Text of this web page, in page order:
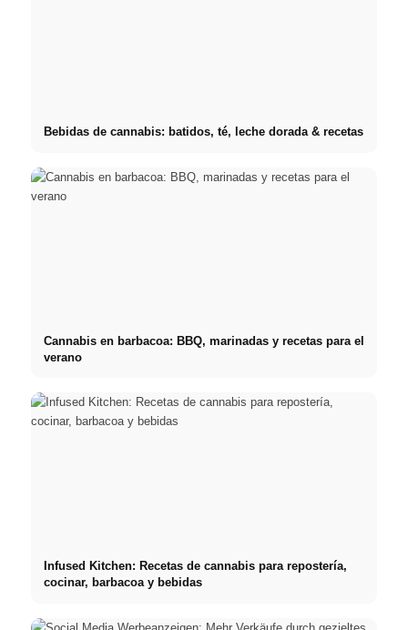
Bebidas de cannabis: batidos, té, leche dorada & recetas
Cannabis en barbacoa: BBQ, marinadas y recetas para el
verano
Infused Kitchen: Recetas de cannabis para repostería,
cocinar, barbacoa y bebidas